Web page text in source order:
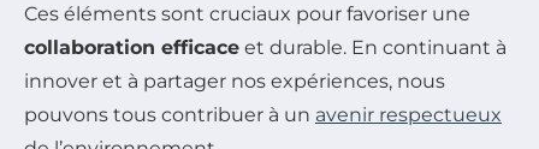
Ces éléments sont cruciaux pour favoriser une
collaboration efficace et durable. En continuant à
innover et à partager nos expériences, nous
pouvons tous contribuer à un avenir respectueux